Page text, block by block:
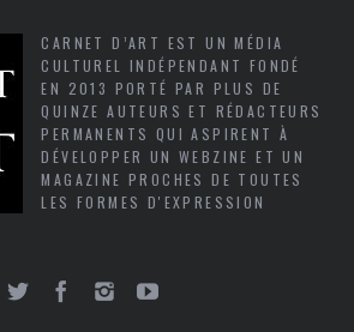
CARNET D’ART EST UN MÉDIA
CULTUREL INDÉPENDANT FONDÉ
EN 2013 PORTÉ PAR PLUS DE
QUINZE AUTEURS ET RÉDACTEURS
PERMANENTS QUI ASPIRENT À
DÉVELOPPER UN WEBZINE ET UN
MAGAZINE PROCHES DE TOUTES
LES FORMES D'EXPRESSION